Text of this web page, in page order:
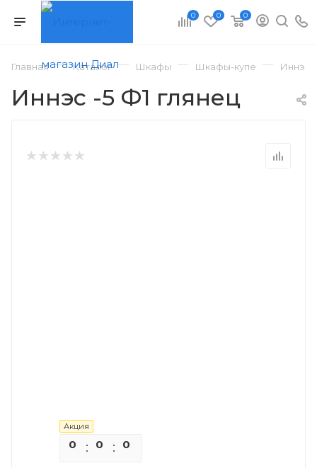
0 0 0
Главная — Каталог — Шкафы — Шкафы-купе — Иннэс
Иннэс -5 Ф1 глянец
Акция
0 0 0